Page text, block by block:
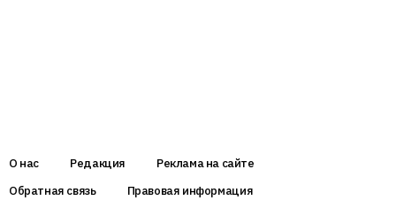
О нас Редакция
Реклама на сайте
Обратная связь
Правовая информация